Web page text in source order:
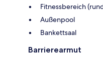
Fitnessbereich
Außenpool
Bankettsaal
Barrierearmut